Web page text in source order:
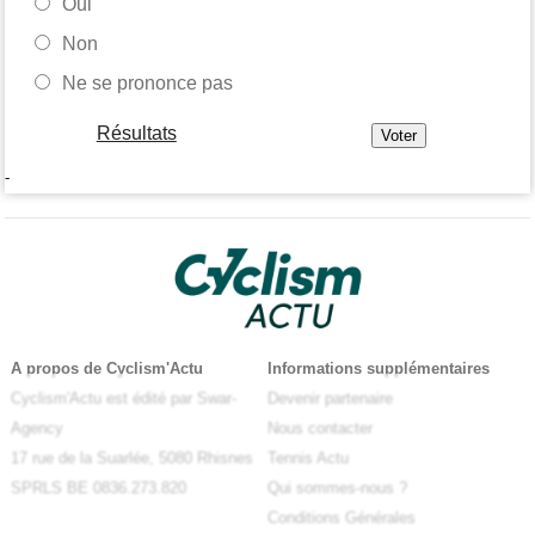
Oui
Non
Ne se prononce pas
Résultats
-
A propos de Cyclism'Actu
Cyclism'Actu est édité par Swar-
Agency
17 rue de la Suarlée, 5080 Rhisnes
SPRLS BE 0836.273.820
Informations supplémentaires
Devenir partenaire
Nous contacter
Tennis Actu
Qui sommes-nous ?
Conditions Générales